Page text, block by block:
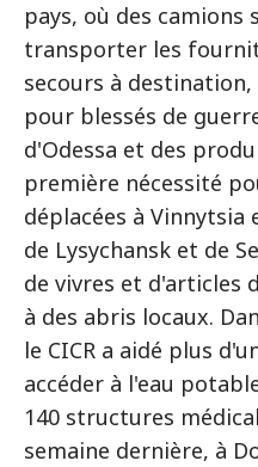
pays, où des camions
transporter les
secours à
pour blessés de
d'Odessa et des
première nécessité
déplacées à Vinnytsia
de Lysychansk et de
de vivres et d'articles
à des abris locaux.
le CICR a aidé plus
accéder à l'eau
140 structures
semaine dernière, à